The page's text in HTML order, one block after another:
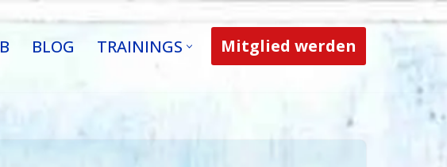
BLOG TRAININGS Mitglied werden